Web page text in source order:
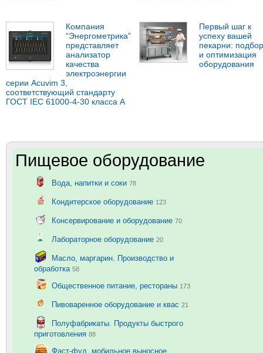
Компания
“Энергометрика”
представляет
анализатор
качества
электроэнергии
серии Acuvim 3,
соответствующий стандарту
ГОСТ IEC 61000-4-30 класса А
Первый шаг к
успеху вашей
пекарни: подбор
и оптимизация
оборудования
Пищевое оборудование
Вода, напитки и соки 78
Кондитерское оборудование 123
Консервирование и оборудование 70
Лабораторное оборудование 20
Масло, маргарин. Производство и
обработка 58
Общественное питание, рестораны 173
Пивоваренное оборудование и квас 21
Полуфабрикаты. Продукты быстрого
приготовления 88
Фаст-фуд, мобильное выносное